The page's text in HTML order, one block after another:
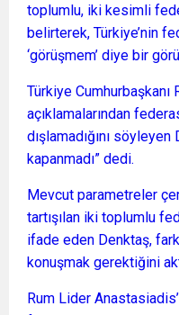
toplumlu, iki kesimli
belirterek, Türkiye’nin
‘görüşmem’ diye bir
Türkiye Cumhurbaşkanı
açıklamalarından
dışlamadığını
kapanmadı” dedi.
Mevcut parametreler
tartışılan iki toplumlu
ifade eden Denktaş,
konuşmak gerektiğini
Rum Lider